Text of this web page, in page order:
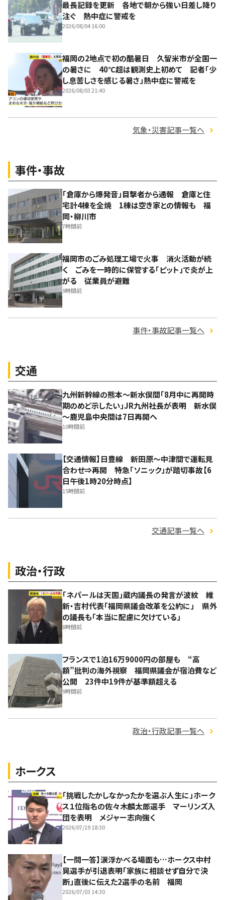
最長記録を更新 各地で朝から強い日差し降り
注ぐ 熱中症に警戒を
2026/08/04 16:00
福岡の2地点で初の酷暑日 久留米市が全国一
の暑さに 40℃超は観測史上初めて 記者「少
し息苦しさを感じる暑さ」熱中症に警戒を
2026/08/03 21:40
気象・災害記事一覧へ
事件・事故
「倉庫から爆発音」目撃者から通報 倉庫と住
宅計4棟を全焼 1棟は空き家との情報も 福
岡・柳川市
7時間前
福岡市のごみ処理工場で火事 消火活動が続
く ごみを一時的に保管する「ピット」で炎が上
がる 従業員が避難
9時間前
事件・事故記事一覧へ
交通
九州新幹線の熊本～新水俣間「8月中に再開時
期のめど示したい」JR九州社長が表明 新水俣
～鹿児島中央間は7日再開へ
10時間前
【交通情報】日豊線 新田原～中津間で運転見
合わせ⇒再開 特急「ソニック」が踏切事故【6
日午後1時20分時点】
15時間前
交通記事一覧へ
政治・行政
「ネパールは天国」蔵内議長の発言が波紋 維
新・吉村代表「福岡県議会改革を公約に」 県外
の議長も「本当に配慮に欠けている」
8時間前
フランスで1泊16万9000円の部屋も “高
額”批判の海外視察 福岡県議会が宿泊費など
公開 23件中19件が基準額超える
9時間前
政治・行政記事一覧へ
ホークス
「挑戦したかしなかったかを選ぶ人生に」ホーク
ス１位指名の佐々木麟太郎選手 マーリンズ入
団を表明 メジャー志向強く
2026/07/19 18:30
【一問一答】涙浮かべる場面も…ホークス中村
晃選手が引退表明「家族に相談せず自分で決
断」直後に伝えた2選手の名前 福岡
2026/07/03 14:30